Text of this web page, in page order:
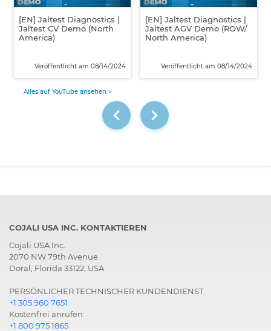
[EN] Jaltest Diagnostics |
Jaltest CV Demo (North
America)
Veröffentlicht am 08/14/2024
[EN] Jaltest Diagnostics |
Jaltest AGV Demo (ROW/
North America)
Veröffentlicht am 08/14/2024
Alles auf YouTube ansehen >
COJALI USA INC. KONTAKTIEREN
Cojali USA Inc.
2070 NW 79th Avenue
Doral, Florida 33122, USA
PERSÖNLICHER TECHNISCHER KUNDENDIENST
+1 305 960 7651
Kostenfrei anrufen:
+1 800 975 1865